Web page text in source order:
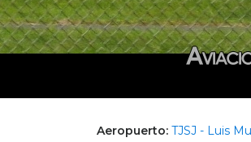
Aeropuerto: TJSJ - Luis